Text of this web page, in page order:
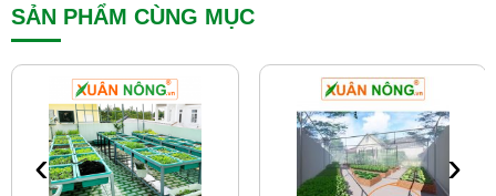
SẢN PHẨM CÙNG MỤC
‹ ›